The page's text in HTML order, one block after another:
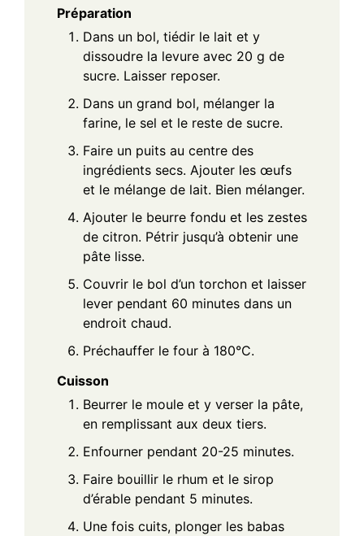
Préparation
Dans un bol, tiédir le lait et y
dissoudre la levure avec 20 g de
sucre. Laisser reposer.
Dans un grand bol, mélanger la
farine, le sel et le reste de sucre.
Faire un puits au centre des
ingrédients secs. Ajouter les œufs
et le mélange de lait. Bien mélanger.
Ajouter le beurre fondu et les zestes
de citron. Pétrir jusqu’à obtenir une
pâte lisse.
Couvrir le bol d’un torchon et laisser
lever pendant 60 minutes dans un
endroit chaud.
Préchauffer le four à 180°C.
Cuisson
Beurrer le moule et y verser la pâte,
en remplissant aux deux tiers.
Enfourner pendant 20-25 minutes.
Faire bouillir le rhum et le sirop
d’érable pendant 5 minutes.
Une fois cuits, plonger les babas